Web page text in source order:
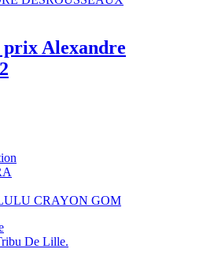
Alexandre
CRAYON GOM
De Lille.